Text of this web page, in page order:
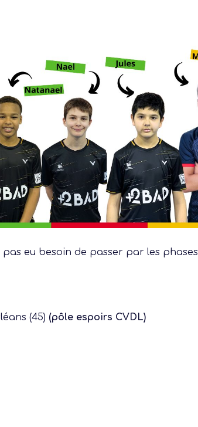
pas eu besoin de passer par les phases
(45) (pôle espoirs CVDL)